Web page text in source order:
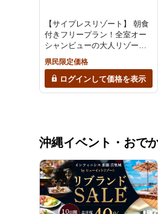
【サイプレスリゾート】 朝食
付きフリープラン！全室オー
シャンビューの大人リゾート
（7月〜8月出発限定）
県民限定価格
ログインして価格を表示
沖縄イベント・おで